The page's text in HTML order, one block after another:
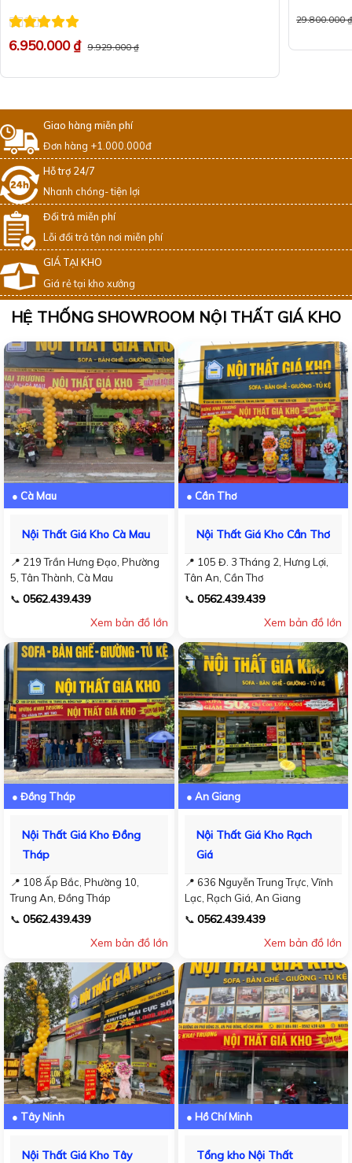
Được xếp
hạng55 sao
6.950.000₫ 9.929.000₫
29.800.000
Giao hàng miễn phí
Đơn hàng +1.000.000đ
Hỗ trợ 24/7
Nhanh chóng- tiện lợi
Đổi trả miễn phí
Lỗi đổi trả tận nơi miễn phí
GIÁ TẠI KHO
Giá rẻ tại kho xưởng
HỆ THỐNG SHOWROOM NỘI THẤT GIÁ KHO
● Cà Mau
Nội Thất Giá Kho Cà Mau
📍 219 Trần Hưng Đạo, Phường
5, Tân Thành, Cà Mau
📞 0562.439.439
Xem bản đồ lớn
● Cần Thơ
Nội Thất Giá Kho Cần Thơ
📍 105 Đ. 3 Tháng 2, Hưng Lợi,
Tân An, Cần Thơ
📞 0562.439.439
Xem bản đồ lớn
● Đồng Tháp
Nội Thất Giá Kho Đồng
Tháp
📍 108 Ấp Bắc, Phường 10,
Trung An, Đồng Tháp
📞 0562.439.439
Xem bản đồ lớn
● An Giang
Nội Thất Giá Kho Rạch
Giá
📍 636 Nguyễn Trung Trực, Vĩnh
Lạc, Rạch Giá, An Giang
📞 0562.439.439
Xem bản đồ lớn
● Tây Ninh
Nội Thất Giá Kho Tây
● Hồ Chí Minh
Tổng kho Nội Thất